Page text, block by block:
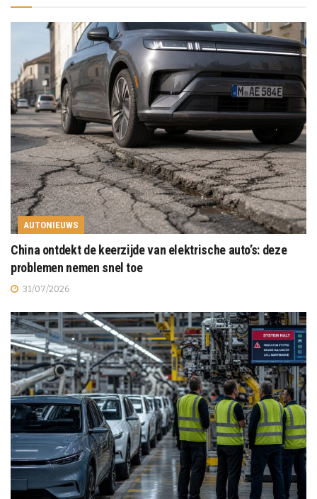
AUTONIEUWS
China ontdekt de keerzijde van elektrische auto’s: deze
problemen nemen snel toe
31/07/2026